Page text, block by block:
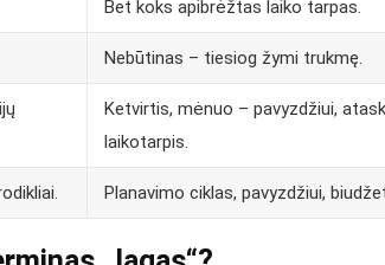
Bet koks apibrėžtas laiko tarpas.
Nebūtinas – tiesiog žymi trukmę.
Ketvirtis, mėnuo – pavyzdžiui,
laikotarpis.
Planavimo ciklas, pavyzdžiui,